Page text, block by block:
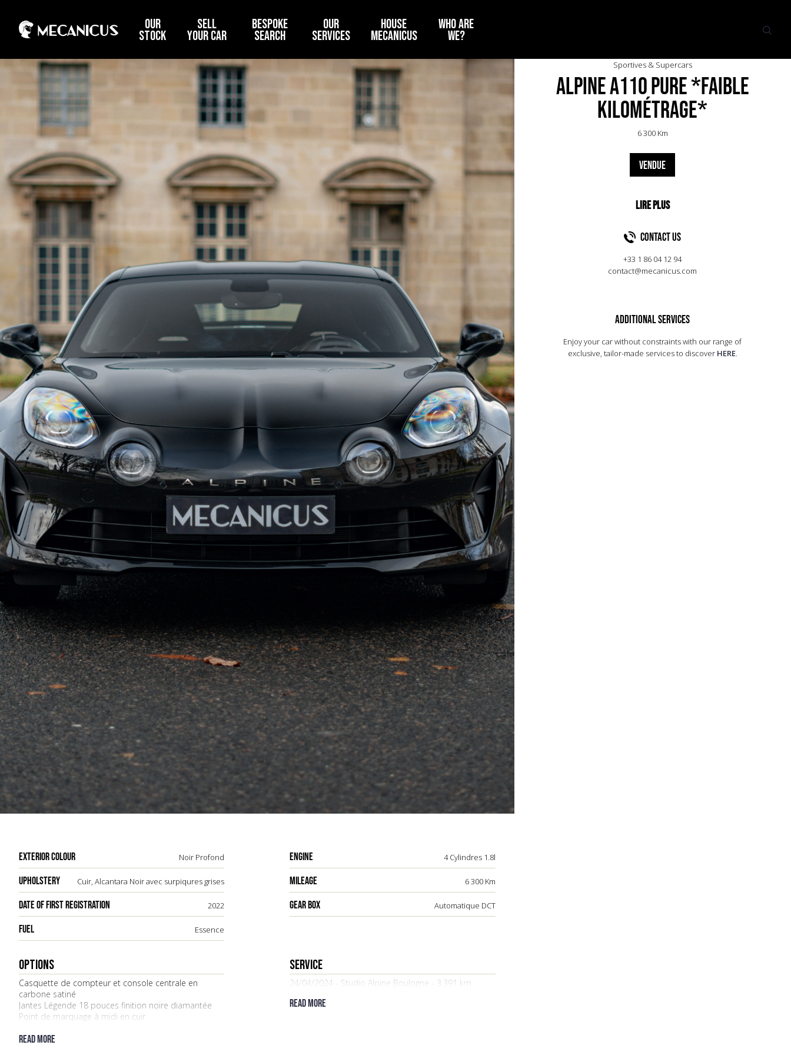
OUR
STOCK
SELL
YOUR CAR
BESPOKE
SEARCH
OUR
SERVICES
HOUSE
MECANICUS
WHO ARE
WE?
EXTERIOR COLOUR Noir Profond ENGINE 4 Cylindres 1.8l
UPHOLSTERY Cuir, Alcantara Noir avec surpiqures grises MILEAGE 6 300 Km
DATE OF FIRST REGISTRATION 2022 GEAR BOX Automatique DCT
FUEL Essence
OPTIONS
Casquette de compteur et console centrale en
carbone satiné
Jantes Légende 18 pouces finition noire diamantée
Point de marquage à midi en cuir
Système Audio Focal
Read more
Service
24/04/2024 - Studio Alpine Boulogne - 3.391 km
Read more
Sportives & Supercars
Alpine A110 Pure *Faible
kilométrage*
6 300 Km
VENDUE
Contact US
+33 1 86 04 12 94
contact@mecanicus.com
ADDITIONAL SERVICES
Enjoy your car without constraints with our range of
exclusive, tailor-made services to discover HERE.